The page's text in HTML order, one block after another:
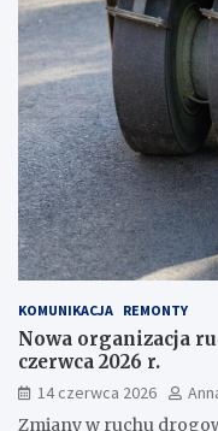
KOMUNIKACJA REMONTY
Nowa organizacja
czerwca 2026 r.
14 czerwca 2026
Zmiany w ruchu